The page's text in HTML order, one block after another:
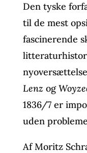
Den tyske
til de mest
fascinerende
Lenz og
1836/7 er
uden
Af Moritz